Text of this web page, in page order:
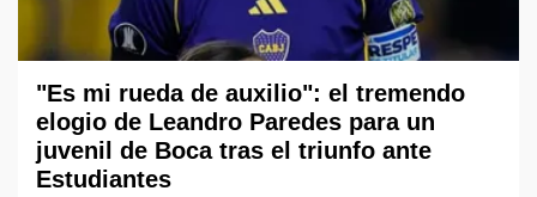
"Es mi rueda de auxilio": el tremendo
elogio de Leandro Paredes para un
juvenil de Boca tras el triunfo ante
Estudiantes